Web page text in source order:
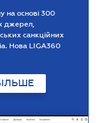
на основі 300
джерел,
санкційних
Нова LIGA360